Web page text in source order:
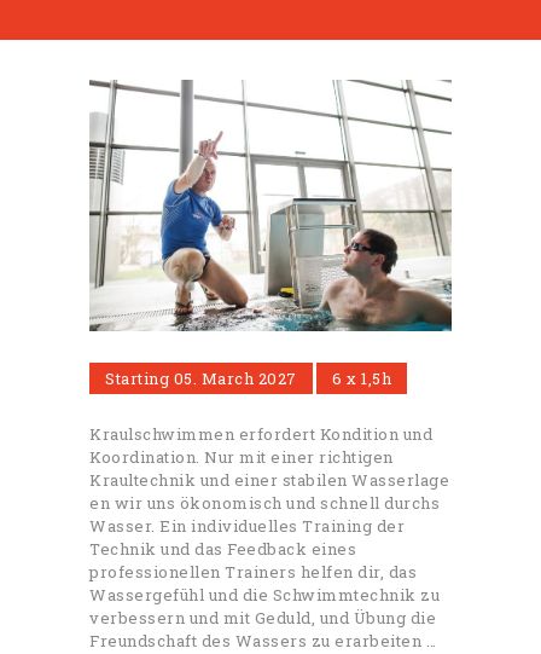
Starting 05. March 2027 6 x 1,5h
Kraulschwimmen erfordert Kondition und
Koordination. Nur mit einer richtigen
Kraultechnik und einer stabilen Wasserlage
en wir uns ökonomisch und schnell durchs
Wasser. Ein individuelles Training der
Technik und das Feedback eines
professionellen Trainers helfen dir, das
Wassergefühl und die Schwimmtechnik zu
verbessern und mit Geduld, und Übung die
Freundschaft des Wassers zu erarbeiten …